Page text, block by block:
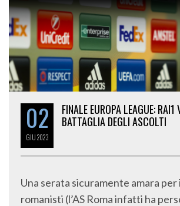
02
GIU2023
FINALE EUROPA LEAGUE: RAI1
BATTAGLIA DEGLI ASCOLTI
Una serata sicuramente amara
romanisti (l’AS Roma infatti ha